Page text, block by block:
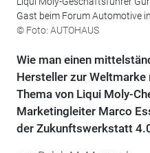
Gast beim Forum Automotive
© Foto: AUTOHAUS
Wie man einen
Hersteller zur
Thema von Liqui Moly-
Marketingleiter Marco
der Zukunftswerkstatt